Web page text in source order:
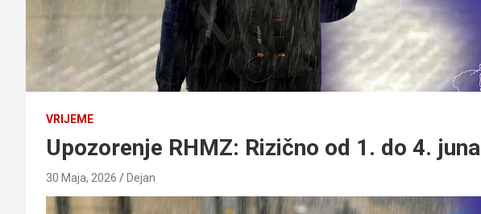
VRIJEME
Upozorenje RHMZ: Rizično od 1. do 4. juna
30 Maja, 2026 Dejan